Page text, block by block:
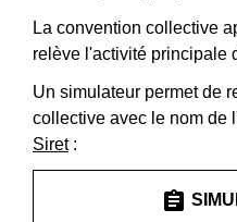
La convention collective
relève l'activité principale
Un simulateur permet de
collective avec le nom de
Siret:
assignment